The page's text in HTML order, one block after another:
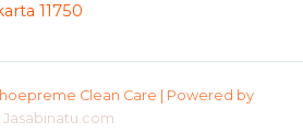
11750
Clean Care | Powered by
Jasabinatu.com